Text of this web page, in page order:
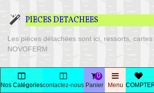
PIECES DETACHEES
Les pièces détachées sont ici, ressorts,
NOVOFERM
NOTICES DE POSE
Nos Catégoriescontactez-nous Panier
0
Menu COMPTE